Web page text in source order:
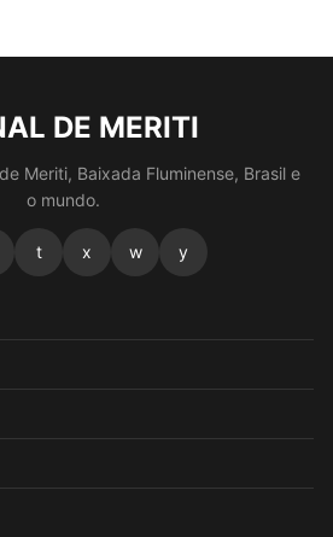
DE MERITI
Meriti, Baixada Fluminense, Brasil e
o mundo.
t x w y